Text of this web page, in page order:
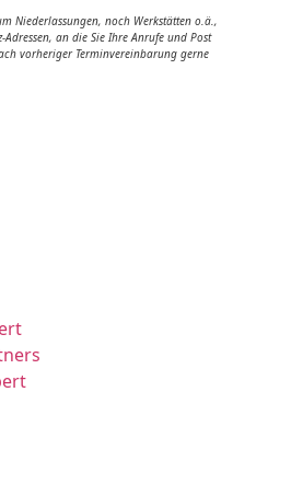
Niederlassungen, noch Werkstätten o.ä.,
an die Sie Ihre Anrufe und Post
vorheriger Terminvereinbarung gerne